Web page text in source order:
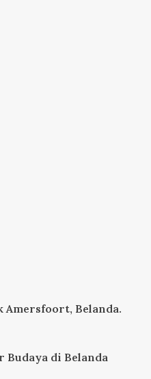
Belanda.
Budaya di Belanda